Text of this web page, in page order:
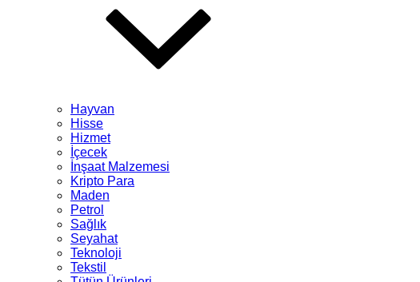
Hayvan
Hisse
Hizmet
İçecek
İnşaat Malzemesi
Kripto Para
Maden
Petrol
Sağlık
Seyahat
Teknoloji
Tekstil